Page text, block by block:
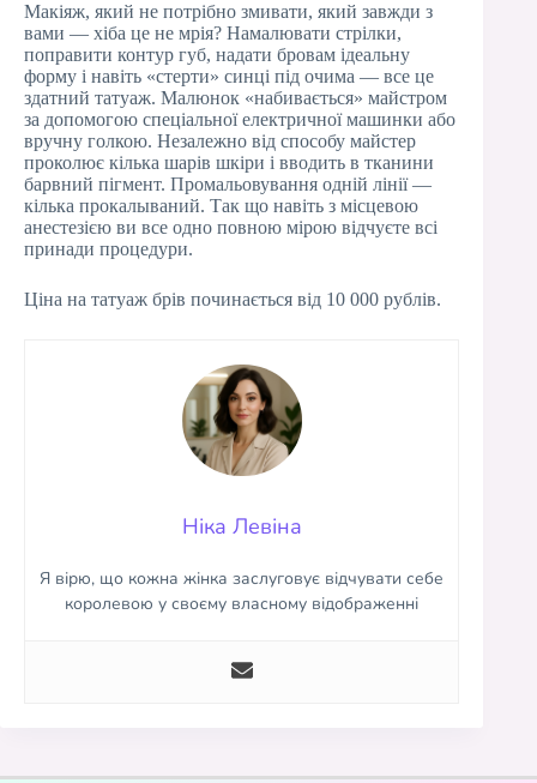
Макіяж, який не потрібно змивати, який завжди з
вами — хіба це не мрія? Намалювати стрілки,
поправити контур губ, надати бровам ідеальну
форму і навіть «стерти» синці під очима — все це
здатний татуаж. Малюнок «набивається» майстром
за допомогою спеціальної електричної машинки або
вручну голкою. Незалежно від способу майстер
проколює кілька шарів шкіри і вводить в тканини
барвний пігмент. Промальовування одній лінії —
кілька прокалываний. Так що навіть з місцевою
анестезією ви все одно повною мірою відчуєте всі
принади процедури.
Ціна на татуаж брів починається від 10 000 рублів.
Ніка Левіна
Я вірю, що кожна жінка заслуговує відчувати себе
королевою у своєму власному відображенні